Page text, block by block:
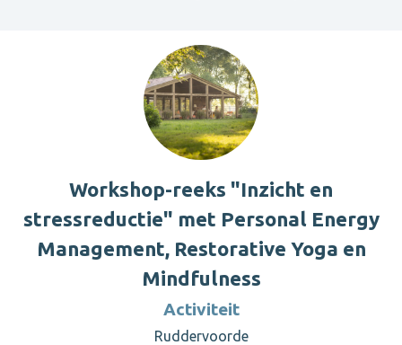
Workshop-reeks "Inzicht en
stressreductie" met Personal Energy
Management, Restorative Yoga en
Mindfulness
Activiteit
Ruddervoorde